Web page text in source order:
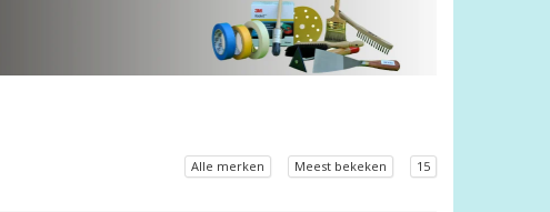
Alle merken Meest bekeken 15